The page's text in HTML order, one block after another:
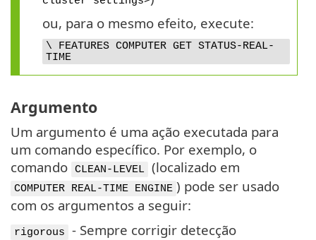
ou, para o mesmo efeito, execute:
\ FEATURES COMPUTER GET STATUS-REAL-
TIME
Argumento
Um argumento é uma ação executada para
um comando específico. Por exemplo, o
comando
CLEAN-LEVEL (localizado em
COMPUTER REAL-TIME ENGINE ) pode ser usado
com os argumentos a seguir:
rigorous - Sempre corrigir detecção